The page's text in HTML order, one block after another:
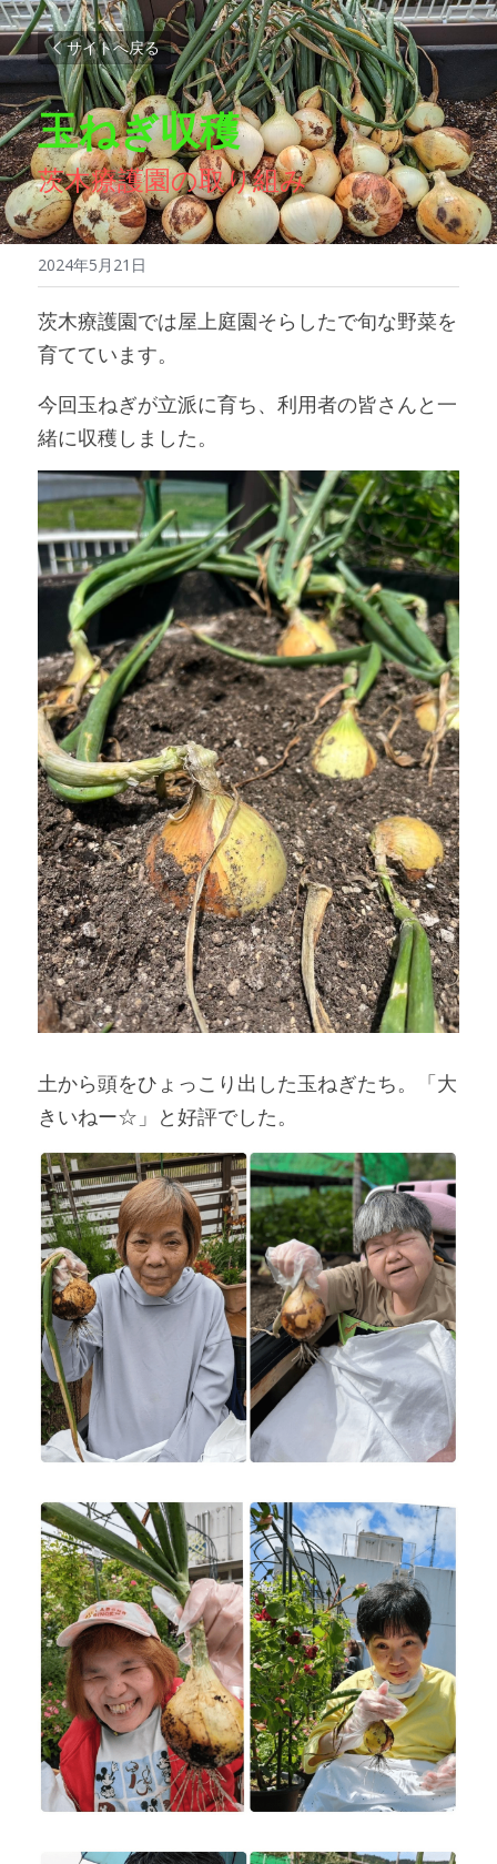
サイトへ戻る
玉ねぎ収穫
茨木療護園の取り組み
2024年5月21日
茨木療護園では屋上庭園そらしたで旬な野菜を
育てています。
今回玉ねぎが立派に育ち、利用者の皆さんと一
緒に収穫しました。
土から頭をひょっこり出した玉ねぎたち。「大
きいねー☆」と好評でした。